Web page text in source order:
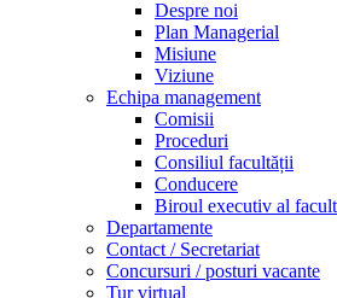
Despre noi
Plan Managerial
Misiune
Viziune
Echipa management
Comisii
Proceduri
Consiliul facultății
Conducere
Biroul executiv al
Departamente
Contact / Secretariat
Concursuri / posturi vacante
Tur virtual